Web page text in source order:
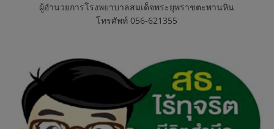
ผู้อำนวยการโรงพยาบาลสมเด็จพระยุพราชตะพานหิน
โทรศัพท์ 056-621355